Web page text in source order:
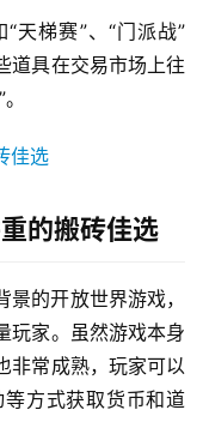
天梯赛”、“门派战”
道具在交易市场上往
的搬砖佳选
景的开放世界游戏，
玩家。虽然游戏本身
非常成熟，玩家可以
方式获取货币和道